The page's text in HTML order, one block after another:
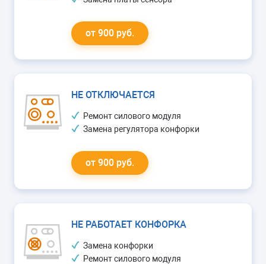
от 900 руб.
НЕ ОТКЛЮЧАЕТСЯ
Ремонт силового модуля
Замена регулятора конфорки
от 900 руб.
НЕ РАБОТАЕТ КОНФОРКА
Замена конфорки
Ремонт силового модуля